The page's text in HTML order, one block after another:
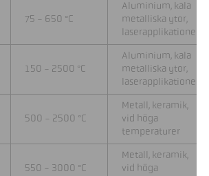
75 - 650 °C
Aluminium, kala
metalliska ytor,
laserapplikationer
150 - 2500 °C
Aluminium, kala
metalliska ytor,
laserapplikationer
500 - 2500 °C
Metall, keramik,
vid höga
temperaturer
550 - 3000 °C
Metall, keramik,
vid höga